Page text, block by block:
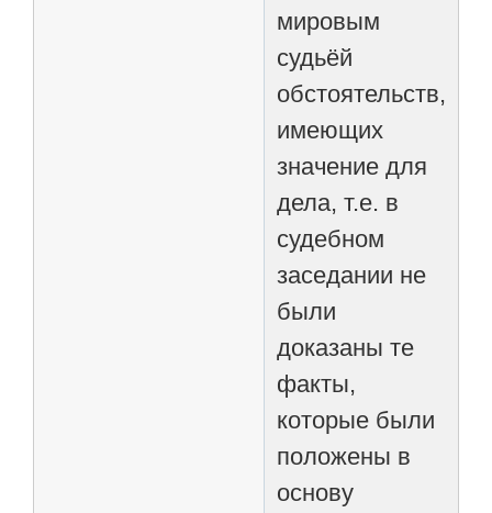
мировым
судьёй
обстоятельств,
имеющих
значение для
дела, т.е. в
судебном
заседании не
были
доказаны те
факты,
которые были
положены в
основу